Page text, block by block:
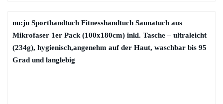
nu:ju Sporthandtuch Fitnesshandtuch Saunatuch aus
Mikrofaser 1er Pack (100x180cm) inkl. Tasche – ultraleicht
(234g), hygienisch,angenehm auf der Haut, waschbar bis 95
Grad und langlebig